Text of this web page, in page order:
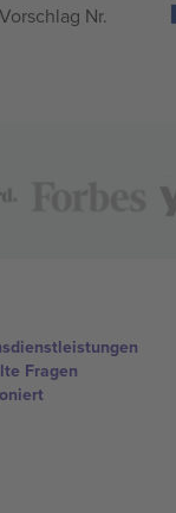
Nr.
Fragen